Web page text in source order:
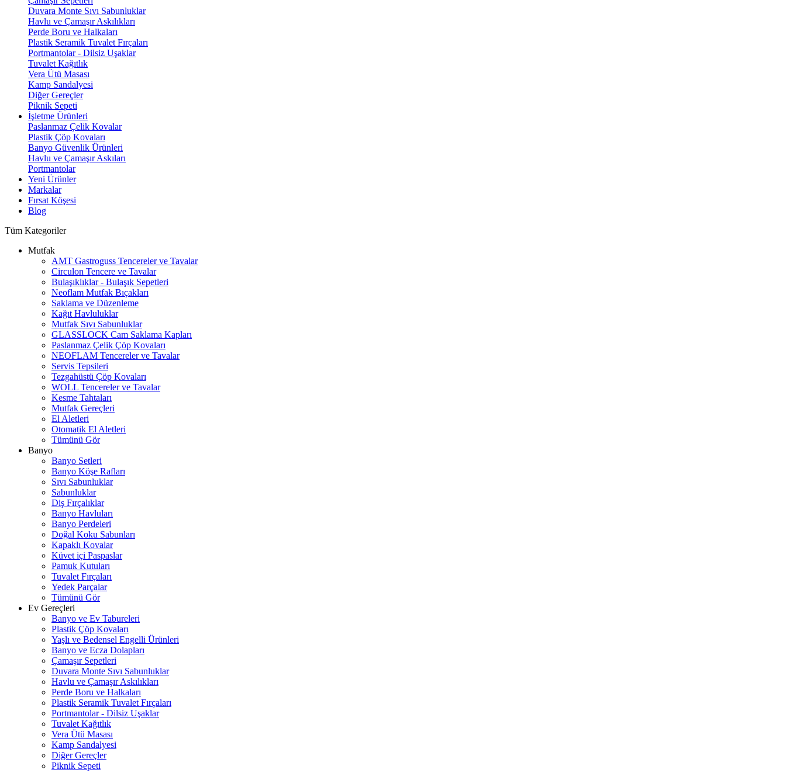
Duvara Monte Sıvı Sabunluklar
Havlu ve Çamaşır Askılıkları
Perde Boru ve Halkaları
Plastik Seramik Tuvalet Fırçaları
Portmantolar - Dilsiz Uşaklar
Tuvalet Kağıtlık
Vera Ütü Masası
Kamp Sandalyesi
Diğer Gereçler
Piknik Sepeti
İşletme Ürünleri
Paslanmaz Çelik Kovalar
Plastik Çöp Kovaları
Banyo Güvenlik Ürünleri
Havlu ve Çamaşır Askıları
Portmantolar
Yeni Ürünler
Markalar
Fırsat Köşesi
Blog
Tüm Kategoriler
Mutfak
AMT Gastroguss Tencereler ve Tavalar
Circulon Tencere ve Tavalar
Bulaşıklıklar - Bulaşık Sepetleri
Neoflam Mutfak Bıçakları
Saklama ve Düzenleme
Kağıt Havluluklar
Mutfak Sıvı Sabunluklar
GLASSLOCK Cam Saklama Kapları
Paslanmaz Çelik Çöp Kovaları
NEOFLAM Tencereler ve Tavalar
Servis Tepsileri
Tezgahüstü Çöp Kovaları
WOLL Tencereler ve Tavalar
Kesme Tahtaları
Mutfak Gereçleri
El Aletleri
Otomatik El Aletleri
Tümünü Gör
Banyo
Banyo Setleri
Banyo Köşe Rafları
Sıvı Sabunluklar
Sabunluklar
Diş Fırçalıklar
Banyo Havluları
Banyo Perdeleri
Doğal Koku Sabunları
Kapaklı Kovalar
Küvet içi Paspaslar
Pamuk Kutuları
Tuvalet Fırçaları
Yedek Parçalar
Tümünü Gör
Ev Gereçleri
Banyo ve Ev Tabureleri
Plastik Çöp Kovaları
Yaşlı ve Bedensel Engelli Ürünleri
Banyo ve Ecza Dolapları
Çamaşır Sepetleri
Duvara Monte Sıvı Sabunluklar
Havlu ve Çamaşır Askılıkları
Perde Boru ve Halkaları
Plastik Seramik Tuvalet Fırçaları
Portmantolar - Dilsiz Uşaklar
Tuvalet Kağıtlık
Vera Ütü Masası
Kamp Sandalyesi
Diğer Gereçler
Piknik Sepeti